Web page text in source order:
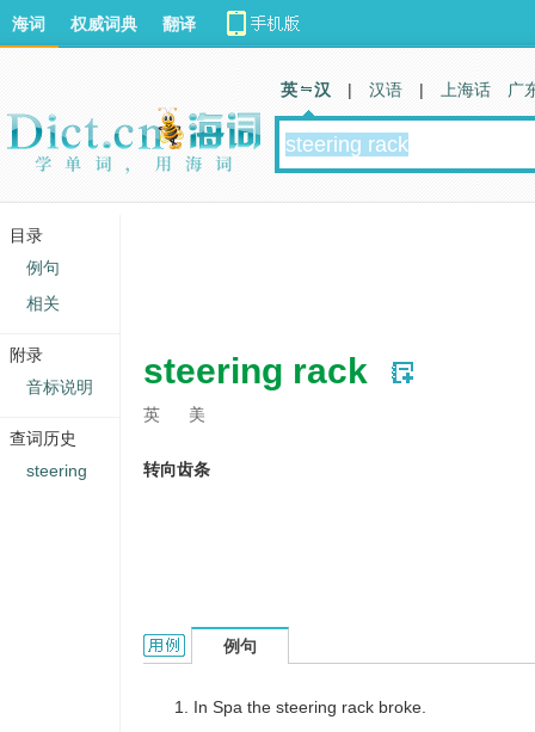
steering rack
英 美
转向齿条
steering rack的用法和样例：
例句
In Spa the steering rack broke.
海词 权威词典 翻译
英 汉 | 汉语 | 上海话 广
目录
例句
相关
附录
音标说明
查词历史
steering